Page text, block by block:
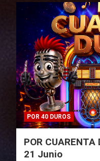
POR 40 DUROS
POR
21 Junio